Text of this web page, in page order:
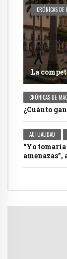
CRÓNICAS DE
La
CRÓNICAS DE
¿Cuánto
ACTUALIDAD
“Yo